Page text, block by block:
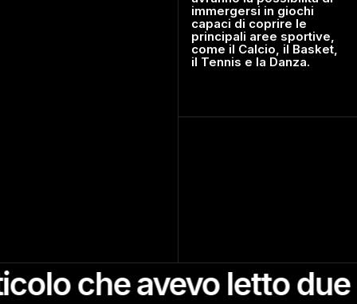
immergersi in giochi
capaci di coprire le
principali aree sportive,
come il Calcio, il Basket,
il Tennis e la Danza.
avevo letto due